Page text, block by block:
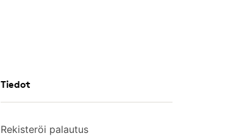
Tiedot
Rekisteröi palautus